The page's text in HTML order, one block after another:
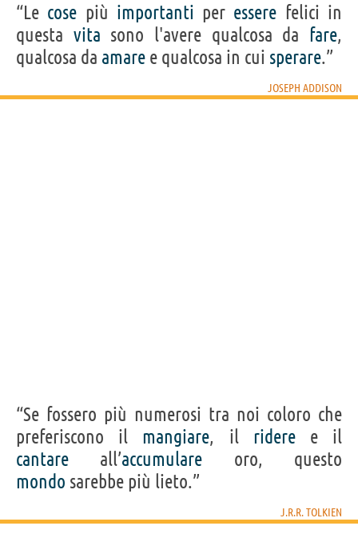
“Le cose più importanti per essere felici in
questa vita sono l'avere qualcosa da fare,
qualcosa da amare e qualcosa in cui sperare.”
JOSEPH ADDISON
“Se fossero più numerosi tra noi coloro che
preferiscono il mangiare, il rideree il
cantare all’accumulare oro, questo
mondo sarebbe più lieto.”
J.R.R. TOLKIEN